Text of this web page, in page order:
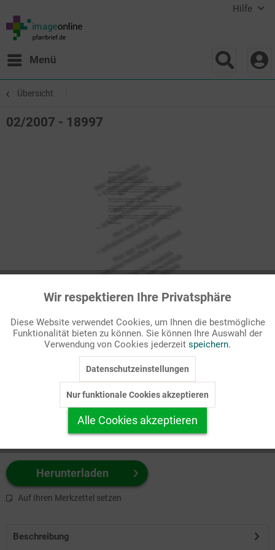
Hilfe
Menü
Übersicht
02/2007 - 18997
Passende Stichworte
Gesellschaft/Politik
zuerst Ihr Produktformat aus.
z.B. Farbe-Grafik, Schwarz-Weiß-Grafik, mit/ohne Text ...
Herunterladen
Auf Ihren Merkzettel setzen
Beschreibung
Funktionale Aktiv
Marketing Inaktiv
Personalisierung Inaktiv
Service
Wir respektieren Ihre Privatsphäre
Diese Website verwendet Cookies, um Ihnen die bestmögliche
Funktionalität bieten zu können. Sie können Ihre Auswahl der
Verwendung von Cookies jederzeit speichern.
Datenschutzeinstellungen
Nur funktionale Cookies akzeptieren
Alle Cookies akzeptieren